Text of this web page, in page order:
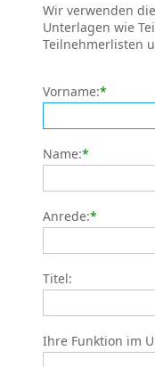
Wir verwenden
Unterlagen wie
Teilnehmerlisten
Vorname:*
Name:*
Anrede:*
Titel:
Ihre Funktion im